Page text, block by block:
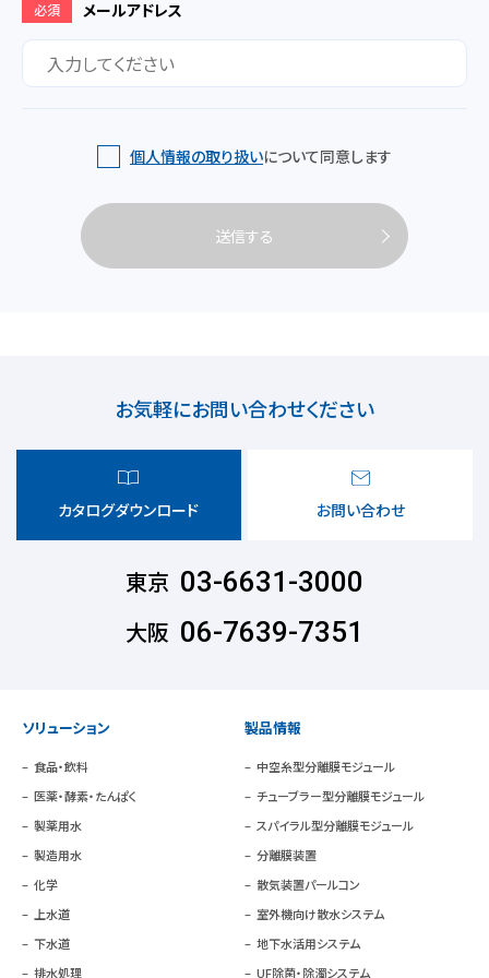
必須 メールアドレス
個人情報の取り扱いについて同意します
送信する
お気軽にお問い合わせください
カタログダウンロード お問い合わせ
東京 03-6631-3000
大阪 06-7639-7351
ソリューション
食品・飲料
医薬・酵素・たんぱく
製薬用水
製造用水
化学
上水道
下水道
排水処理
製品情報
中空糸型分離膜モジュール
チューブラー型分離膜モジュール
スパイラル型分離膜モジュール
分離膜装置
散気装置パールコン
室外機向け散水システム
地下水活用システム
UF除菌・除濁システム